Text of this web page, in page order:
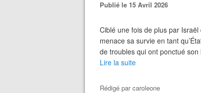
Publié le 15 Avril 2026
Ciblé une fois de plus par
menace sa survie en tant
de troubles qui ont ponctué
Lire la suite
Rédigé parcaroleone